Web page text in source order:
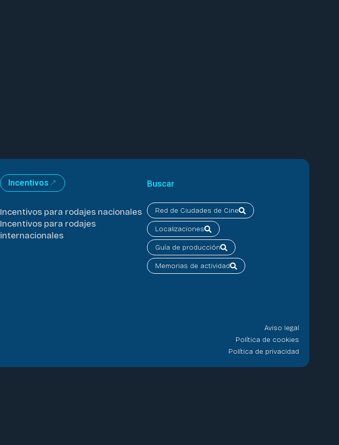
Incentivos
Incentivos para rodajes nacionales
Incentivos para rodajes
internacionales
Buscar
Red de Ciudades de Cine
Localizaciones
Guía de producción
Memorias de actividad
Aviso legal
Política de cookies
Política de privacidad